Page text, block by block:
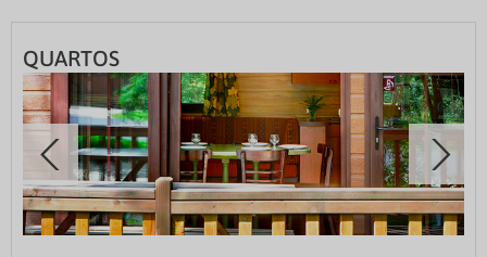
QUARTOS